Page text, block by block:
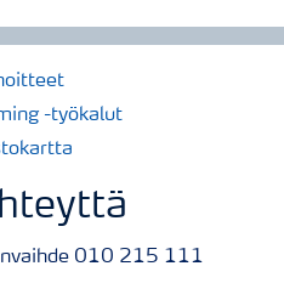
-työkalut
010 215 111